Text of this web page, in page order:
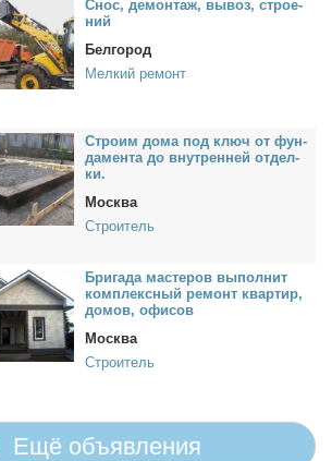
Снос, де­мон­таж, вы­воз, стро­е­
ний
Белгород
Мелкий ремонт
Стро­им до­ма под ключ от фун­
да­мен­та до внут­рен­ней от­дел­
ки.
Москва
Строитель
Бри­га­да ма­сте­ров вы­пол­нит
ком­плекс­ный ре­монт квар­тир,
до­мов, офи­сов
Москва
Строитель
Ещё объявления